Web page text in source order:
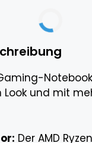
und mit
Der AMD